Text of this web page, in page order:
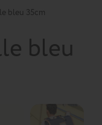
bleu 35cm
bleu